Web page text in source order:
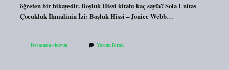
öğreten bir hikayedir. Boşluk Hissi kitabı kaç sayfa? Sola Unitas
Çocukluk İhmalinin İzi: Boşluk Hissi – Jonice Webb…
Devamını okuyunBoşluk
Hissi
Yorum Bırak